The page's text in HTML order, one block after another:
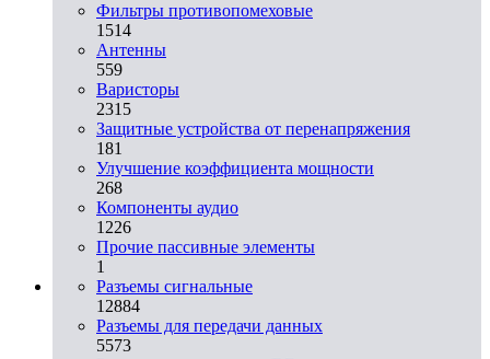
Фильтры противопомеховые
1514
Антенны
559
Варисторы
2315
Защитные устройства от перенапряжения
181
Улучшение коэффициента мощности
268
Компоненты аудио
1226
Прочие пассивные элементы
1
Разъeмы сигнальные
12884
Разъeмы для передачи данных
5573